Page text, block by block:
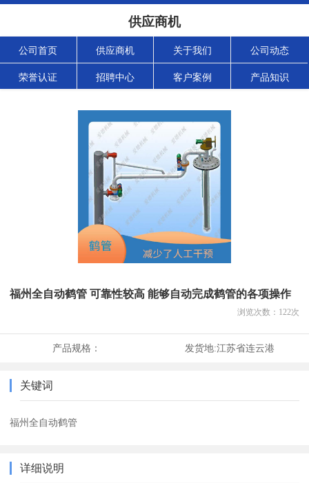
供应商机
公司首页 供应商机 关于我们 公司动态
荣誉认证 招聘中心 客户案例 产品知识
福州全自动鹤管 可靠性较高 能够自动完成鹤管的各项操作
浏览次数： 122次
产品规格： 发货地:江苏省连云港
关键词
福州全自动鹤管
详细说明